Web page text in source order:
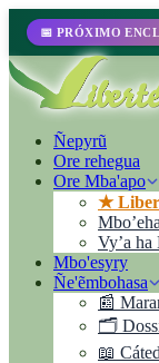
📅 PRÓXIMO
Ñepyrũ
Ore rehegua
Ore Mba'apo
★
Vyʼa ha
Mbo'esyry
Ñe'ẽmbohasa
📰
🗂️
📖